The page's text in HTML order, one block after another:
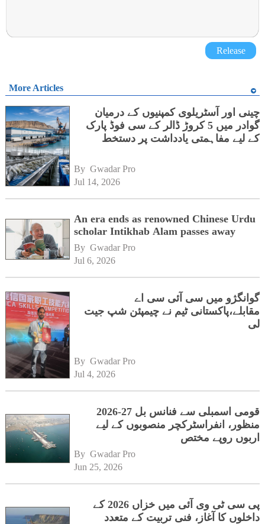
Release
More Articles
چینی اور آسٹریلوی کمپنیوں کے درمیان
گوادر میں 5 کروڑ ڈالر کے سی فوڈ پارک
کے لیے مفاہمتی یادداشت پر دستخط
By Gwadar Pro
Jul 14, 2026
An era ends as renowned Chinese Urdu
scholar Intikhab Alam passes away
By Gwadar Pro
Jul 6, 2026
گوانگژو میں سی آئی سی اے
مقابلے،پاکستانی ٹیم نے چیمپئن شپ جیت
لی
By Gwadar Pro
Jul 4, 2026
قومی اسمبلی سے فنانس بل 27-2026
منظور، انفراسٹرکچر منصوبوں کے لیے
اربوں روپے مختص
By Gwadar Pro
Jun 25, 2026
پی سی ٹی وی آئی میں خزاں 2026 کے
داخلوں کا آغاز، فنی تربیت کے متعدد